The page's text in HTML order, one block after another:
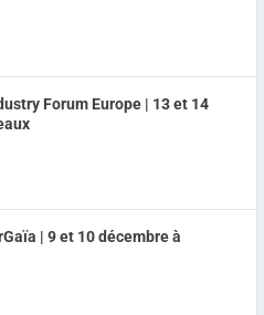
Forum Europe | 13 et 14
| 9 et 10 décembre à